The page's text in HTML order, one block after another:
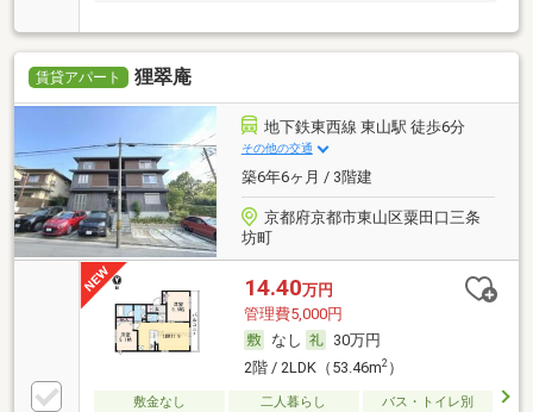
賃貸アパート 狸翠庵
地下鉄東西線 東山駅 徒歩6分
その他の交通
築6年6ヶ月 / 3階建
京都府京都市東山区粟田口三条
坊町
14.40万円
管理費5,000円
なし
30万円
2階 / 2LDK（53.46m2）
敷金なし 二人暮らし
バス・トイレ別